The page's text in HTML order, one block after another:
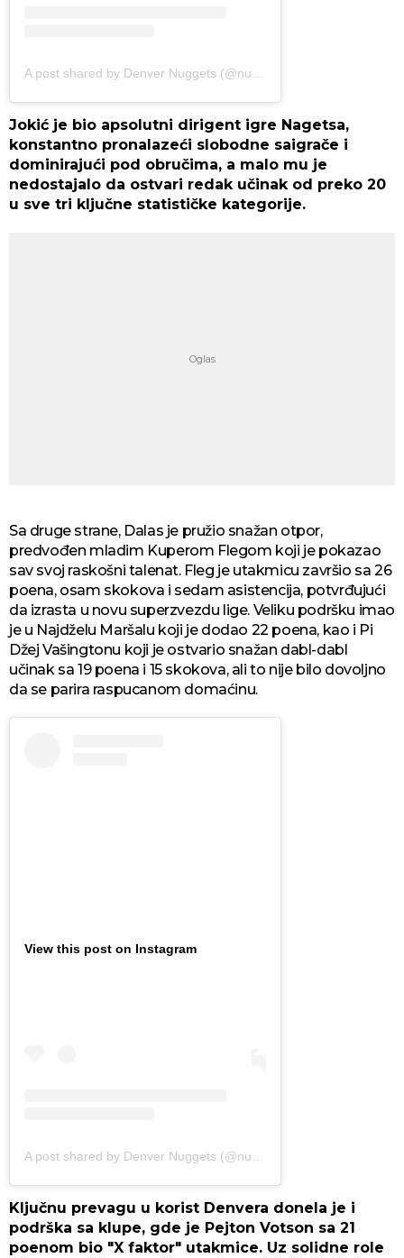
A post shared by Denver Nuggets (@nuggets)
Jokić je bio apsolutni dirigent igre Nagetsa,
konstantno pronalazeći slobodne saigrače i
dominirajući pod obručima, a malo mu je
nedostajalo da ostvari redak učinak od preko 20
u sve tri ključne statističke kategorije.
Sa druge strane, Dalas je pružio snažan otpor,
predvođen mladim Kuperom Flegom koji je pokazao
sav svoj raskošni talenat. Fleg je utakmicu završio sa 26
poena, osam skokova i sedam asistencija, potvrđujući
da izrasta u novu superzvezdu lige. Veliku podršku imao
je u Najdželu Maršalu koji je dodao 22 poena, kao i Pi
Džej Vašingtonu koji je ostvario snažan dabl-dabl
učinak sa 19 poena i 15 skokova, ali to nije bilo dovoljno
da se parira raspucanom domaćinu.
View this post on Instagram
Ključnu prevagu u korist Denvera donela je i
podrška sa klupe, gde je Pejton Votson sa 21
poenom bio "X faktor" utakmice. Uz solidne role